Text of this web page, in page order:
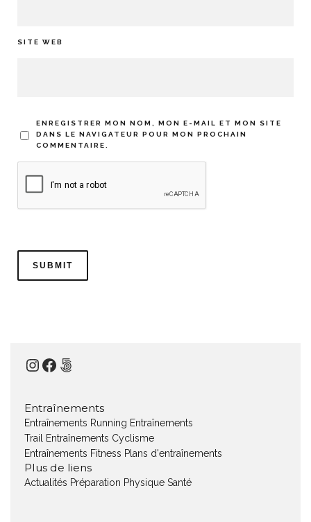
SITE WEB
ENREGISTRER MON NOM, MON E-MAIL ET MON SITE
DANS LE NAVIGATEUR POUR MON PROCHAIN
COMMENTAIRE.
Instagram
Facebook
500px
Entraînements
Entraînements Running Entraînements
Trail
Entraînements Cyclisme
Entraînements Fitness Plans d'entraînements
Plus de liens
Actualités Préparation Physique Santé